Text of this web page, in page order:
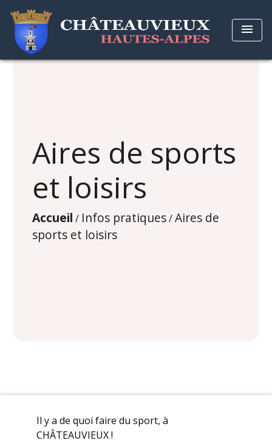
menu
Aires de sports
et loisirs
Accueil / Infos pratiques/Aires de
sports et loisirs
Il y a de quoi faire du sport, à
CHÂTEAUVIEUX !